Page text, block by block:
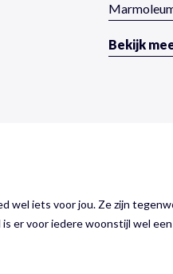
Bekijk
wel iets voor jou. Ze zijn
er voor iedere woonstijl wel